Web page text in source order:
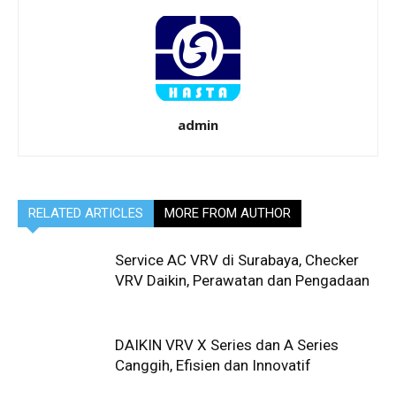
admin
RELATED ARTICLES MORE FROM AUTHOR
Service AC VRV di Surabaya, Checker
VRV Daikin, Perawatan dan Pengadaan
DAIKIN VRV X Series dan A Series
Canggih, Efisien dan Innovatif